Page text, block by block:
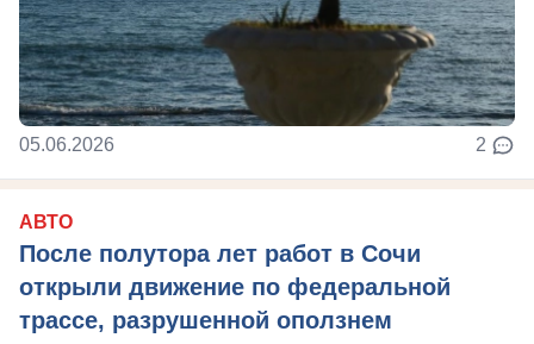
05.06.2026 2
АВТО
После полутора лет работ в Сочи
открыли движение по федеральной
трассе, разрушенной оползнем